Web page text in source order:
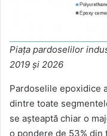
Piața pardoselilor
2019 și 2026
Pardoselile epoxidice
dintre toate
se așteaptă chiar o
o pondere de 53%